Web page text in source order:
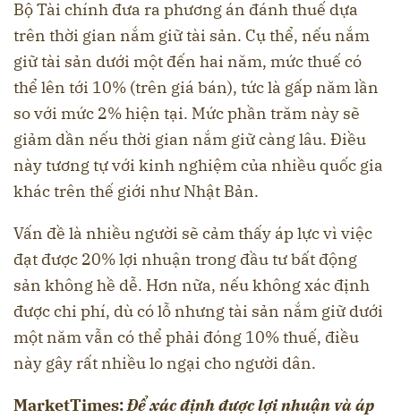
Bộ Tài chính đưa ra phương án đánh thuế dựa
trên thời gian nắm giữ tài sản. Cụ thể, nếu nắm
giữ tài sản dưới một đến hai năm, mức thuế có
thể lên tới 10% (trên giá bán), tức là gấp năm lần
so với mức 2% hiện tại. Mức phần trăm này sẽ
giảm dần nếu thời gian nắm giữ càng lâu. Điều
này tương tự với kinh nghiệm của nhiều quốc gia
khác trên thế giới như Nhật Bản.
Vấn đề là nhiều người sẽ cảm thấy áp lực vì việc
đạt được 20% lợi nhuận trong đầu tư bất động
sản không hề dễ. Hơn nữa, nếu không xác định
được chi phí, dù có lỗ nhưng tài sản nắm giữ dưới
một năm vẫn có thể phải đóng 10% thuế, điều
này gây rất nhiều lo ngại cho người dân.
MarketTimes:Để xác định được lợi nhuận và áp